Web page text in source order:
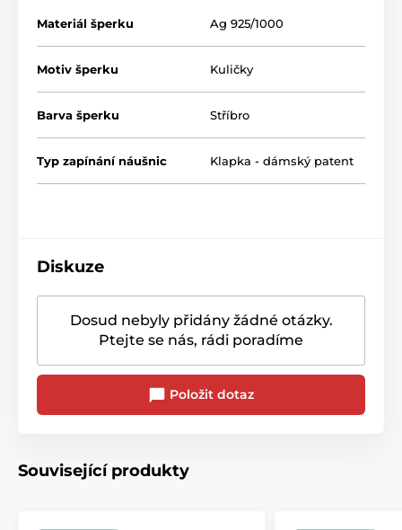
Materiál šperku Ag 925/1000
Motiv šperku Kuličky
Barva šperku Stříbro
Typ zapínání náušnic Klapka - dámský patent
Diskuze
Dosud nebyly přidány žádné otázky.
Ptejte se nás, rádi poradíme
Položit dotaz
Související produkty